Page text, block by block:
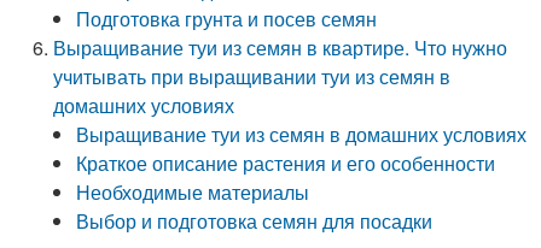
Подготовка грунта и посев семян
Выращивание туи из семян в квартире. Что нужно
учитывать при выращивании туи из семян в
домашних условиях
Выращивание туи из семян в домашних условиях
Краткое описание растения и его особенности
Необходимые материалы
Выбор и подготовка семян для посадки